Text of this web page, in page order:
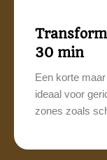
30 min
Een korte
ideaal voor
zones zoals